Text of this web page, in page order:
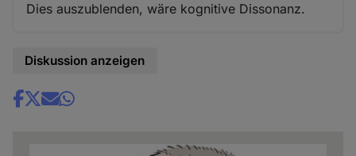
Dies auszublenden, wäre kognitive Dissonanz.
Diskussion anzeigen
Share